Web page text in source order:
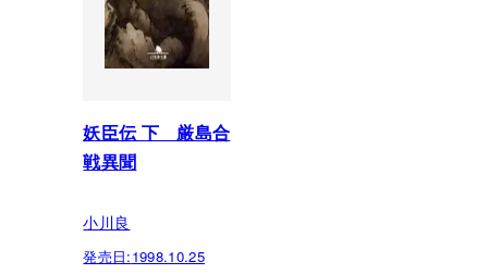
妖臣伝 下 厳島合
戦異聞
小川良
発売日:1998.10.25